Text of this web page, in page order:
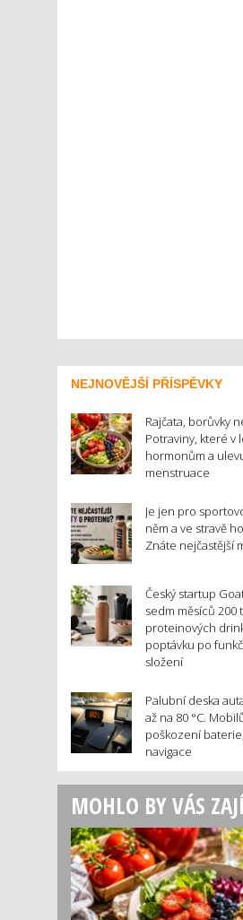
NEJNOVĚJŠÍ PŘÍSPĚVKY
Rajčata, borůvky
Potraviny, které v
hormonům a
menstruace
Je jen pro
něm a ve stravě
Znáte nejčastější
Český startup
sedm měsíců 200
proteinových
poptávku po
složení
Palubní deska
až na 80 °C.
poškození
navigace
MOHLO BY VÁS